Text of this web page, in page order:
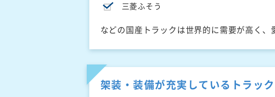
三菱ふそう
などの国産トラックは世界的に需要が高く
架装・装備が充実しているトラック